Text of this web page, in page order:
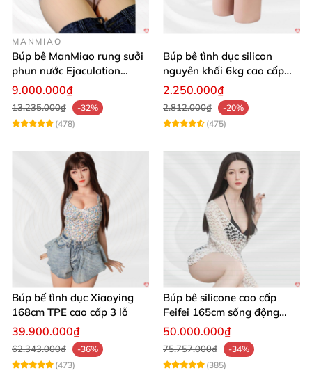
MANMIAO
Búp bê ManMiao rung sưởi
phun nước Ejaculation
Queen chuẩn
9.000.000₫
13.235.000₫
-32%
(478)
Búp bê tình dục silicon
nguyên khối 6kg cao cấp
giá rẻ sexy gợi cảm
2.250.000₫
2.812.000₫
-20%
(475)
Búp bế tình dục Xiaoying
168cm TPE cao cấp 3 lỗ
39.900.000₫
62.343.000₫
-36%
(473)
Búp bê silicone cao cấp
Feifei 165cm sống động
chân thật ghê
50.000.000₫
75.757.000₫
-34%
(385)